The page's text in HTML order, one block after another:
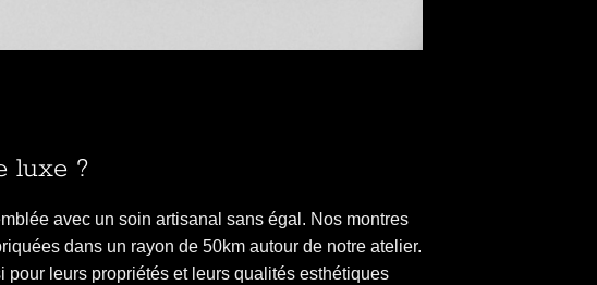
luxe ?
avec un soin artisanal sans égal. Nos montres
dans un rayon de 50km autour de notre atelier.
leurs propriétés et leurs qualités esthétiques